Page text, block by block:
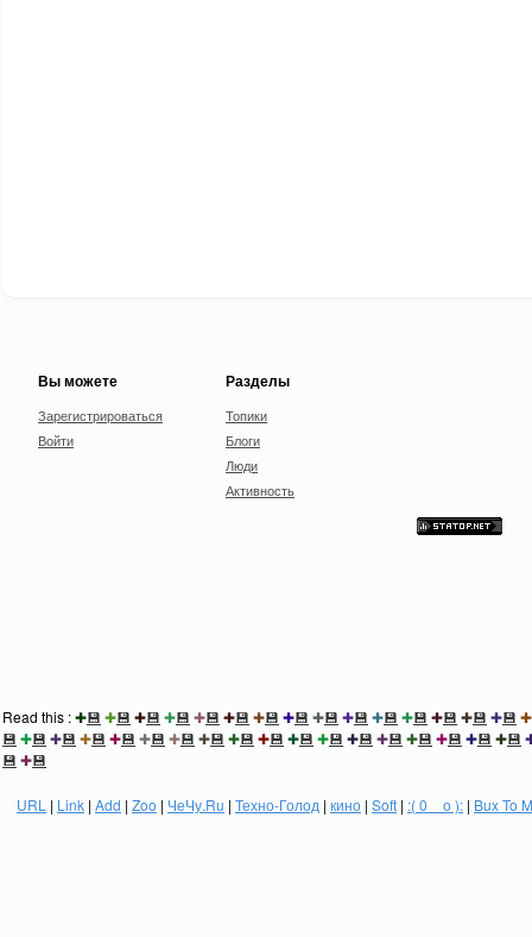
Вы можете
Зарегистрироваться
Войти
Разделы
Топики
Блоги
Люди
Активность
Read this :✚💾 ✚💾 ✚💾 ✚💾 ✚💾 ✚💾 ✚💾 ✚💾 ✚💾 ✚💾 ✚💾 ✚💾 ✚💾 ✚💾 ✚💾 ✚
💾 ✚💾 ✚💾 ✚💾 ✚💾 ✚💾 ✚💾 ✚💾 ✚💾 ✚💾 ✚💾 ✚💾 ✚💾 ✚💾 ✚💾 ✚💾 ✚💾 ✚💾
💾 ✚💾
URL | Link | Add | Zoo | ЧеЧу.Ru | Техно-Голод | кино | Soft | :( 0 _ о ): | Bux To